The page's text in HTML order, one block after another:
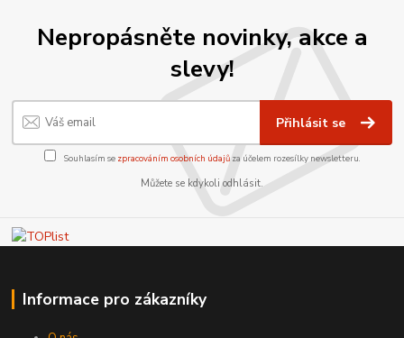
Nepropásněte novinky, akce a
slevy!
Přihlásit se
Souhlasím se zpracováním osobních údajůza účelem rozesílky newsletteru.
Můžete se kdykoli odhlásit.
Informace pro zákazníky